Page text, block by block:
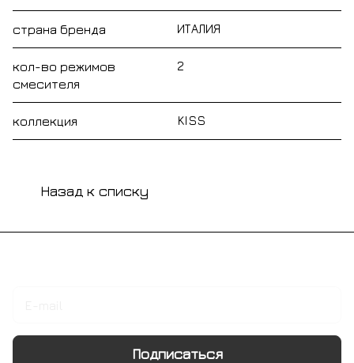
страна бренда ИТАЛИЯ
кол-во режимов
смесителя
2
коллекция KISS
Назад к списку
Подписаться